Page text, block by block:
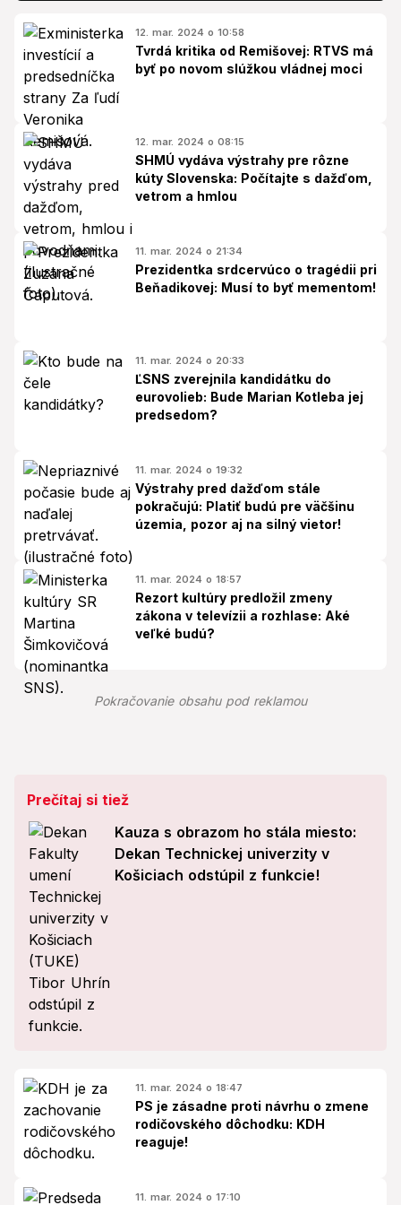
12. mar. 2024 o 10:58
Tvrdá kritika od Remišovej: RTVS má
byť po novom slúžkou vládnej moci
12. mar. 2024 o 08:15
SHMÚ vydáva výstrahy pre rôzne
kúty Slovenska: Počítajte s dažďom,
vetrom a hmlou
11. mar. 2024 o 21:34
Prezidentka srdcervúco o tragédii pri
Beňadikovej: Musí to byť mementom!
11. mar. 2024 o 20:33
ĽSNS zverejnila kandidátku do
eurovolieb: Bude Marian Kotleba jej
predsedom?
11. mar. 2024 o 19:32
Výstrahy pred dažďom stále
pokračujú: Platiť budú pre väčšinu
územia, pozor aj na silný vietor!
11. mar. 2024 o 18:57
Rezort kultúry predložil zmeny
zákona v televízii a rozhlase: Aké
veľké budú?
Pokračovanie obsahu pod reklamou
Prečítaj si tiež
Kauza s obrazom ho stála miesto:
Dekan Technickej univerzity v
Košiciach odstúpil z funkcie!
11. mar. 2024 o 18:47
PS je zásadne proti návrhu o zmene
rodičovského dôchodku: KDH
reaguje!
11. mar. 2024 o 17:10